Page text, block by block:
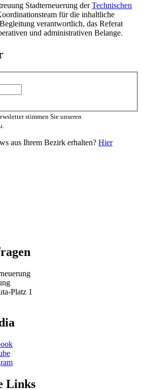
Stadterneuerung derTechnischen
für die inhaltliche
verantwortlich, das Referat
und administrativen Belange.
stimmen Sie unseren
aus Ihrem Bezirk erhalten? Hier
Platz 1
Links